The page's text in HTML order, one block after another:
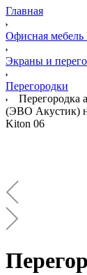
Главная
Офисная
Экраны и
Перегородки
Перегородка
(ЭВО Акустик)
Kiton 06